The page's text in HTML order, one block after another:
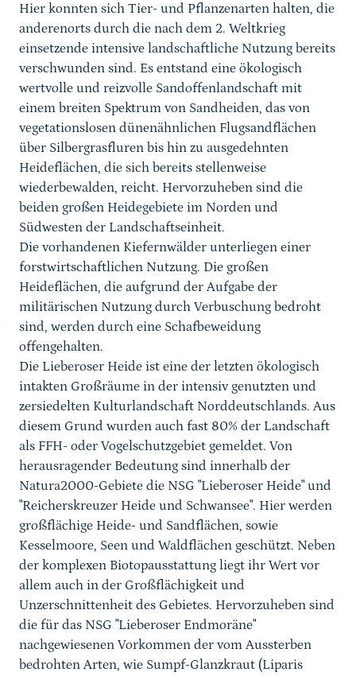
Hier konnten sich Tier- und Pflanzenarten halten, die
anderenorts durch die nach dem 2. Weltkrieg
einsetzende intensive landschaftliche Nutzung bereits
verschwunden sind. Es entstand eine ökologisch
wertvolle und reizvolle Sandoffenlandschaft mit
einem breiten Spektrum von Sandheiden, das von
vegetationslosen dünenähnlichen Flugsandflächen
über Silbergrasfluren bis hin zu ausgedehnten
Heideflächen, die sich bereits stellenweise
wiederbewalden, reicht. Hervorzuheben sind die
beiden großen Heidegebiete im Norden und
Südwesten der Landschaftseinheit.
Die vorhandenen Kiefernwälder unterliegen einer
forstwirtschaftlichen Nutzung. Die großen
Heideflächen, die aufgrund der Aufgabe der
militärischen Nutzung durch Verbuschung bedroht
sind, werden durch eine Schafbeweidung
offengehalten.
Die Lieberoser Heide ist eine der letzten ökologisch
intakten Großräume in der intensiv genutzten und
zersiedelten Kulturlandschaft Norddeutschlands. Aus
diesem Grund wurden auch fast 80% der Landschaft
als FFH- oder Vogelschutzgebiet gemeldet. Von
herausragender Bedeutung sind innerhalb der
Natura2000-Gebiete die NSG "Lieberoser Heide" und
"Reicherskreuzer Heide und Schwansee". Hier werden
großflächige Heide- und Sandflächen, sowie
Kesselmoore, Seen und Waldflächen geschützt. Neben
der komplexen Biotopausstattung liegt ihr Wert vor
allem auch in der Großflächigkeit und
Unzerschnittenheit des Gebietes. Hervorzuheben sind
die für das NSG "Lieberoser Endmoräne"
nachgewiesenen Vorkommen der vom Aussterben
bedrohten Arten, wie Sumpf-Glanzkraut (Liparis